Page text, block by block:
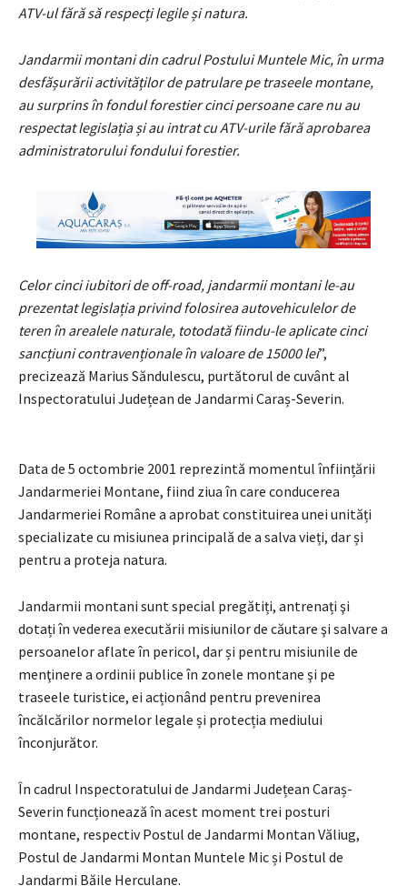
ATV-ul fără să respecți legile și natura.
Jandarmii montani din cadrul Postului Muntele Mic, în urma
desfășurării activităților de patrulare pe traseele montane,
au surprins în fondul forestier cinci persoane care nu au
respectat legislația și au intrat cu ATV-urile fără aprobarea
administratorului fondului forestier.
Celor cinci iubitori de off-road, jandarmii montani le-au
prezentat legislația privind folosirea autovehiculelor de
teren în arealele naturale, totodată fiindu-le aplicate cinci
sancțiuni contravenționale în valoare de 15000 lei”,
precizează Marius Săndulescu, purtătorul de cuvânt al
Inspectoratului Județean de Jandarmi Caraș-Severin.
Data de 5 octombrie 2001 reprezintă momentul înființării
Jandarmeriei Montane, fiind ziua în care conducerea
Jandarmeriei Române a aprobat constituirea unei unități
specializate cu misiunea principală de a salva vieți, dar și
pentru a proteja natura.
Jandarmii montani sunt special pregătiți, antrenați şi
dotați în vederea executării misiunilor de căutare şi salvare a
persoanelor aflate în pericol, dar și pentru misiunile de
menţinere a ordinii publice în zonele montane şi pe
traseele turistice, ei acționând pentru prevenirea
încălcărilor normelor legale și protecția mediului
înconjurător.
În cadrul Inspectoratului de Jandarmi Județean Caraș-
Severin funcționează în acest moment trei posturi
montane, respectiv Postul de Jandarmi Montan Văliug,
Postul de Jandarmi Montan Muntele Mic și Postul de
Jandarmi Băile Herculane.